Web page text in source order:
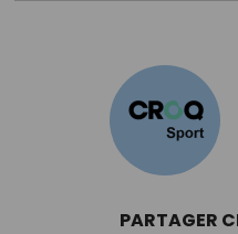
PARTAGER